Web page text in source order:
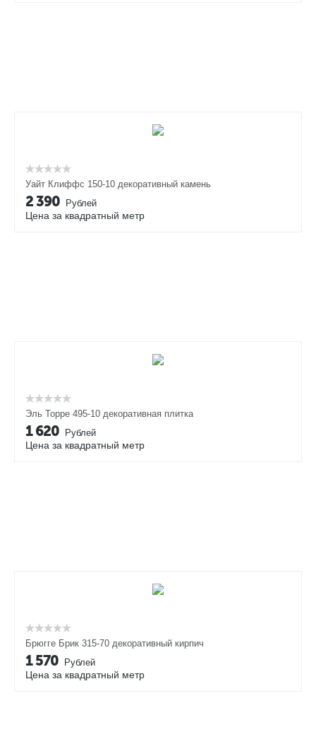
Уайт Клиффс 150-10 декоративный камень
2 390 Рублей
Цена за квадратный метр
Эль Торре 495-10 декоративная плитка
1 620 Рублей
Цена за квадратный метр
Брюгге Брик 315-70 декоративный кирпич
1 570 Рублей
Цена за квадратный метр